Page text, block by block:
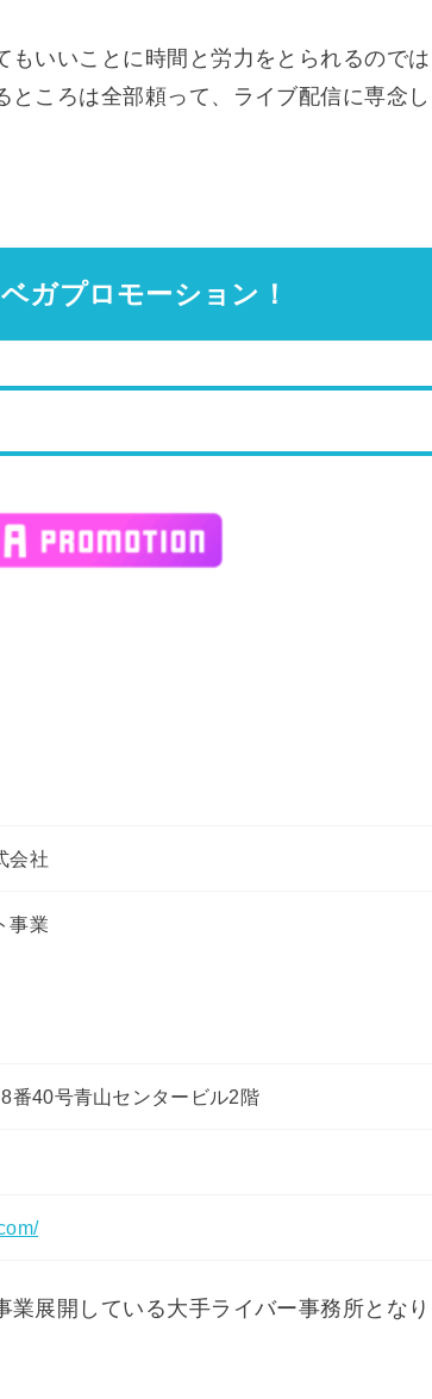
いいことに時間と労力をとられるのでは
ころは全部頼って、ライブ配信に専念し
ガプロモーション！
会社
事業
番40号青山センタービル2階
展開している大手ライバー事務所となり